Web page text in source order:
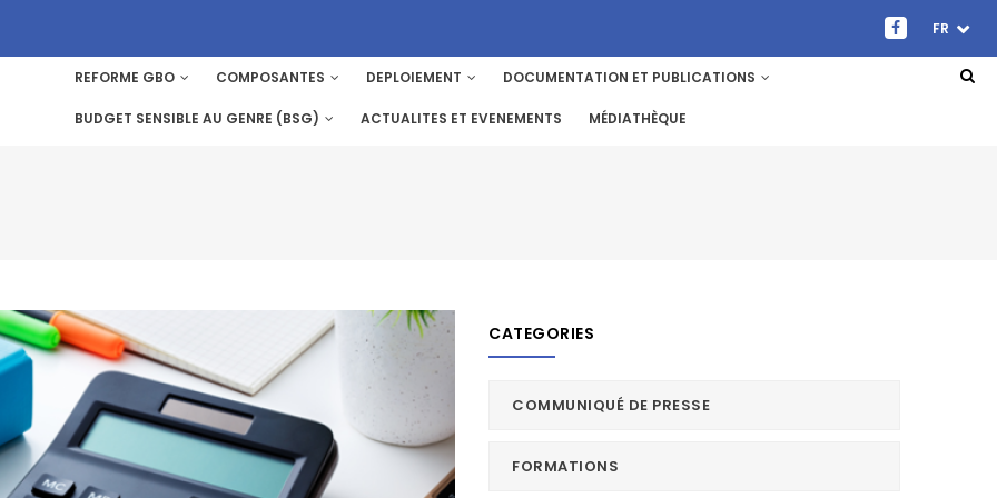
FR
MAIN
REFORME GBO COMPOSANTES DEPLOIEMENT DOCUMENTATION ET PUBLICATIONS
BUDGET SENSIBLE AU GENRE (BSG) ACTUALITES ET EVENEMENTS MÉDIATHÈQUE
CATEGORIES
COMMUNIQUÉ DE PRESSE
FORMATIONS